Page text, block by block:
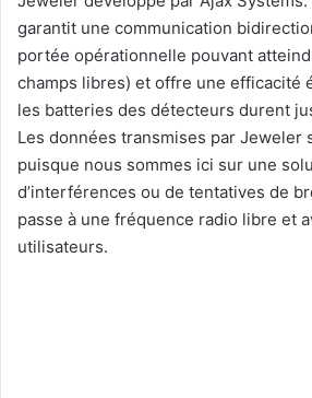
garantit une communication
portée opérationnelle pouvant
champs libres) et offre une efficacité
les batteries des détecteurs durent
Les données transmises par Jeweler
puisque nous sommes ici sur une
d’interférences ou de tentatives de
passe à une fréquence radio libre et
utilisateurs.